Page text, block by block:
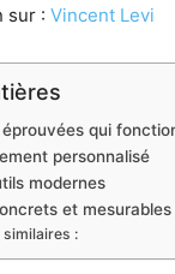
sur : Vincent Levi
qui
personnalisé
modernes
et mesurables
: